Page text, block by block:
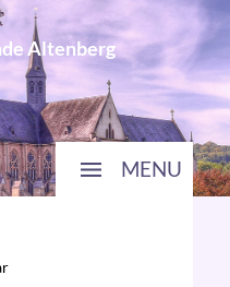
Altenberg
MENU